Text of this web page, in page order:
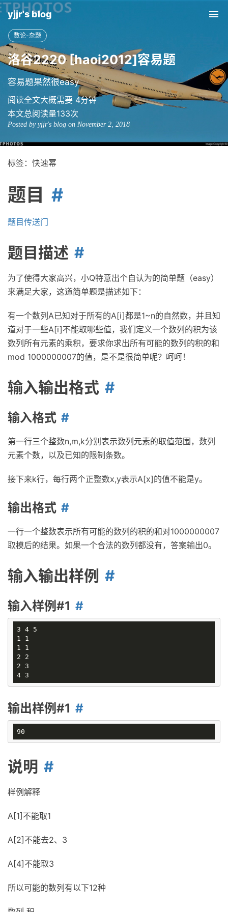
yjjr's blog
数论-杂题
洛谷2220 [haoi2012]容易题
容易题果然很easy
阅读全文大概需要 4分钟
本文总阅读量133次
Posted by yjjr's blog on November 2, 2018
标签：快速幂
题目
题目传送门
题目描述
为了使得大家高兴，小Q特意出个自认为的简单题（easy）
来满足大家，这道简单题是描述如下：
有一个数列A已知对于所有的A[i]都是1~n的自然数，并且知
道对于一些A[i]不能取哪些值，我们定义一个数列的积为该
数列所有元素的乘积，要求你求出所有可能的数列的积的和
mod 1000000007的值，是不是很简单呢？呵呵！
输入输出格式
输入格式
第一行三个整数n,m,k分别表示数列元素的取值范围，数列
元素个数，以及已知的限制条数。
接下来k行，每行两个正整数x,y表示A[x]的值不能是y。
输出格式
一行一个整数表示所有可能的数列的积的和对1000000007
取模后的结果。如果一个合法的数列都没有，答案输出0。
输入输出样例
输入样例#1
3 4 5
1 1
1 1
2 2
2 3
输出样例#1
说明
样例解释
A[1]不能取1
A[2]不能去2、3
A[4]不能取3
所以可能的数列有以下12种